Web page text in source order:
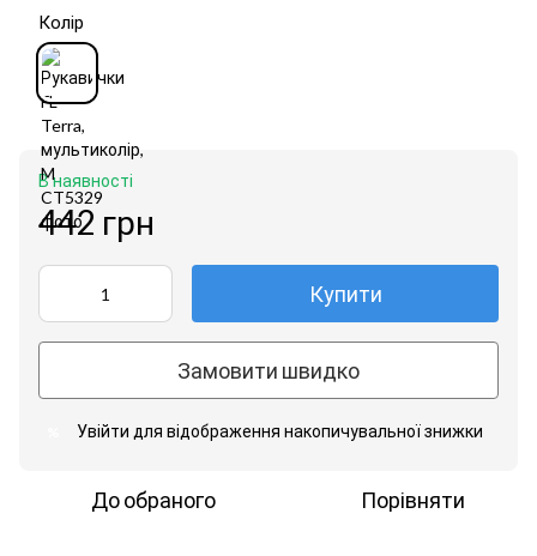
Колір
В наявності
442 грн
Купити
Замовити швидко
Увійти для відображення накопичувальної знижки
До обраного Порівняти